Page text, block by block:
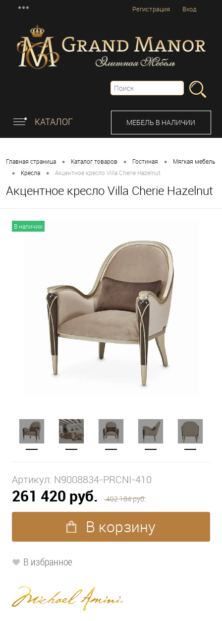
Вход
Регистрация
КАТАЛОГ МЕБЕЛЬ В НАЛИЧИИ
Главная страница • Каталог товаров • Гостиная • Мягкая мебель
• Кресла • Акцентное кресло Villa Cherie Hazelnut
Акцентное кресло Villa Cherie Hazelnut
В наличии
Артикул: N9008834-PRCNI-410
261 420 руб. 402 184 руб.
В корзину
В избранное